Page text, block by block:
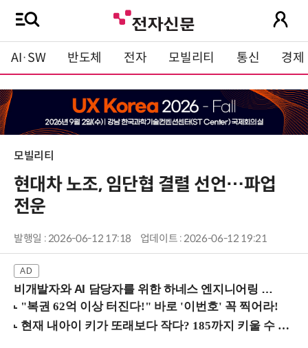
AI·SW 반도체 전자 모빌리티 통신 경제
모빌리티
현대차 노조, 임단협 결렬 선언…파업
전운
발행일 : 2026-06-12 17:18 업데이트 : 2026-06-12 19:21
비개발자와 AI 담당자를 위한 하네스 엔지니어링 입문과정 (8/20 신논현역)